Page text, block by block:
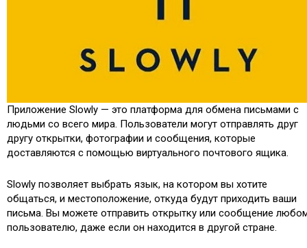
Приложение Slowly — это платформа для обмена письмами с
людьми со всего мира. Пользователи могут отправлять друг
другу открытки, фотографии и сообщения, которые
доставляются с помощью виртуального почтового ящика.
Slowly позволяет выбрать язык, на котором вы хотите
общаться, и местоположение, откуда будут приходить ваши
письма. Вы можете отправить открытку или сообщение
пользователю, даже если он находится в другой стране.